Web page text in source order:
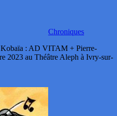
Chroniques
Kobaïa : AD VITAM + Pierre-
2023 au Théâtre Aleph à Ivry-sur-